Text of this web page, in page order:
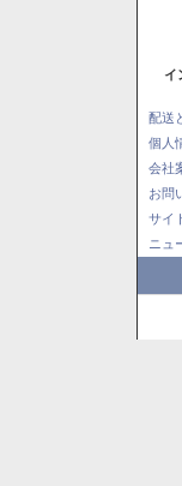
イン
配送
個人
会社
お問
サイ
ニュ